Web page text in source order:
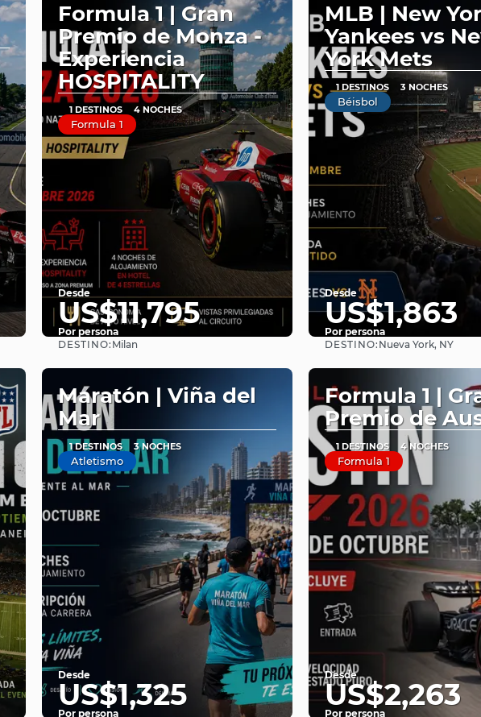
Formula 1 | Gran
Premio de Monza -
Experiencia
HOSPITALITY
1 DESTINOS 4 NOCHES
Formula 1
Desde
US$11,795
Por persona
DESTINO: Milan
MLB | New
Yankees vs
York Mets
1 DESTINOS 3 NOCHES
Béisbol
Desde
US$1,863
Por persona
Ver
DESTINO: Nueva York, NY
Maratón | Viña del
Mar
1 DESTINOS 3 NOCHES
Atletismo
Desde
US$1,325
Por persona
Formula 1 |
Premio de
1 DESTINOS 4 NOCHES
Formula 1
Desde
US$2,263
Por persona